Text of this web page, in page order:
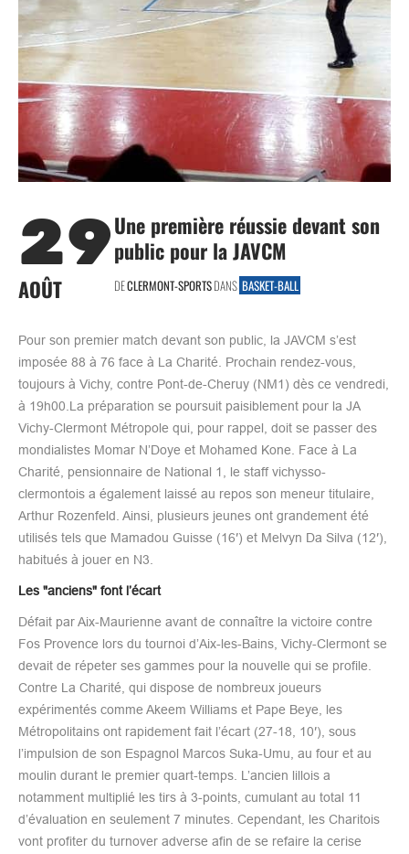
29
AOÛT
Une première réussie devant son
public pour la JAVCM
DECLERMONT-SPORTSDANS BASKET-BALL
Pour son premier match devant son public, la JAVCM s’est
imposée 88 à 76 face à La Charité. Prochain rendez-vous,
toujours à Vichy, contre Pont-de-Cheruy (NM1) dès ce vendredi,
à 19h00.La préparation se poursuit paisiblement pour la JA
Vichy-Clermont Métropole qui, pour rappel, doit se passer des
mondialistes Momar N’Doye et Mohamed Kone. Face à La
Charité, pensionnaire de National 1, le staff vichysso-
clermontois a également laissé au repos son meneur titulaire,
Arthur Rozenfeld. Ainsi, plusieurs jeunes ont grandement été
utilisés tels que Mamadou Guisse (16′) et Melvyn Da Silva (12′),
habitués à jouer en N3.
Les "anciens" font l’écart
Défait par Aix-Maurienne avant de connaître la victoire contre
Fos Provence lors du tournoi d’Aix-les-Bains, Vichy-Clermont se
devait de répeter ses gammes pour la nouvelle qui se profile.
Contre La Charité, qui dispose de nombreux joueurs
expérimentés comme Akeem Williams et Pape Beye, les
Métropolitains ont rapidement fait l’écart (27-18, 10′), sous
l’impulsion de son Espagnol Marcos Suka-Umu, au four et au
moulin durant le premier quart-temps. L’ancien lillois a
notamment multiplié les tirs à 3-points, cumulant au total 11
d’évaluation en seulement 7 minutes. Cependant, les Charitois
vont profiter du turnover adverse afin de se refaire la cerise